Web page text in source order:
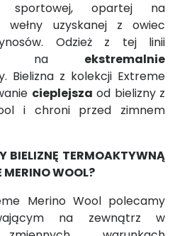
sportowej, opartej na
wełny uzyskanej z owiec
Odzież z tej linii
na ekstremalnie
Bielizna z kolekcji Extreme
cieplejsza od bielizny z
i chroni przed zimnem
BIELIZNĘ TERMOAKTYWNĄ
MERINO WOOL?
Merino Wool polecamy
na zewnątrz w